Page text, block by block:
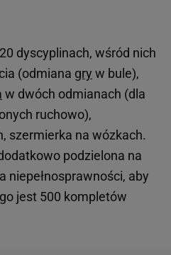
dyscyplinach, wśród nich
(odmiana gry w bule),
w dwóch odmianach (dla
ruchowo),
szermierka na wózkach.
podzielona na
niepełnosprawności, aby
jest 500 kompletów